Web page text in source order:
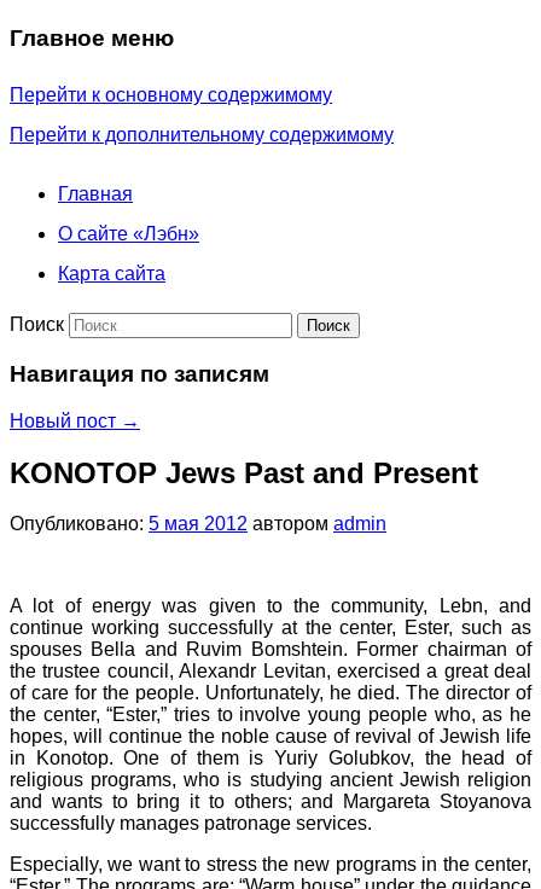
Главное меню
Перейти к основному содержимому
Перейти к дополнительному содержимому
Главная
О сайте «Лэбн»
Карта сайта
Поиск
Навигация по записям
Новый пост →
KONOTOP Jews Past and Present
Опубликовано: 5 мая 2012 автором admin
A lot of energy was given to the community, Lebn, and
continue working successfully at the center, Ester, such as
spouses Bella and Ruvim Bomshtein. Former chairman of
the trustee council, Alexandr Levitan, exercised a great deal
of care for the people. Unfortunately, he died. The director of
the center, “Ester,” tries to involve young people who, as he
hopes, will continue the noble cause of revival of Jewish life
in Konotop. One of them is Yuriy Golubkov, the head of
religious programs, who is studying ancient Jewish religion
and wants to bring it to others; and Margareta Stoyanova
successfully manages patronage services.
Especially, we want to stress the new programs in the center,